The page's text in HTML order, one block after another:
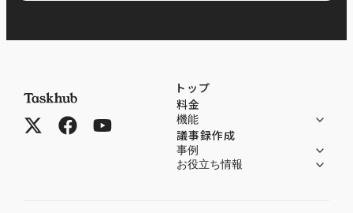
トップ
料金
機能
議事録作成
事例
お役立ち情報